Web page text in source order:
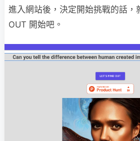
進入網站後，決定開始挑戰的話，
OUT 開始吧。